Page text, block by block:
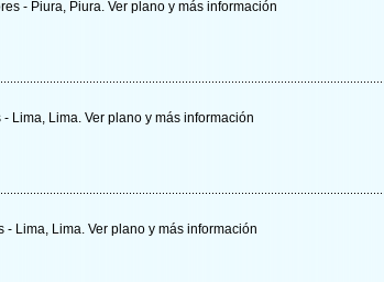
- Piura, Piura. Ver plano y más información
- Lima, Lima. Ver plano y más información
- Lima, Lima. Ver plano y más información